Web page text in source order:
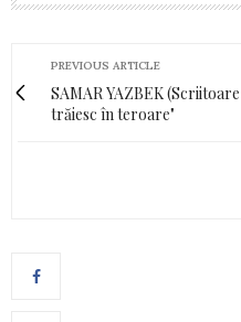
PREVIOUS ARTICLE
SAMAR YAZBEK
trăiesc în teroare"